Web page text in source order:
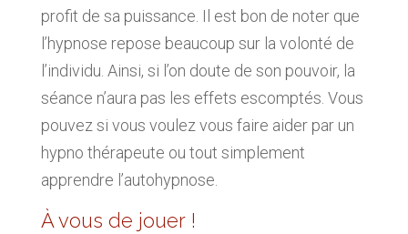
profit de sa puissance. Il est bon de noter que
l’hypnose repose beaucoup sur la volonté de
l’individu. Ainsi, si l’on doute de son pouvoir, la
séance n’aura pas les effets escomptés. Vous
pouvez si vous voulez vous faire aider par un
hypno thérapeute ou tout simplement
apprendre l’autohypnose.
À vous de jouer !